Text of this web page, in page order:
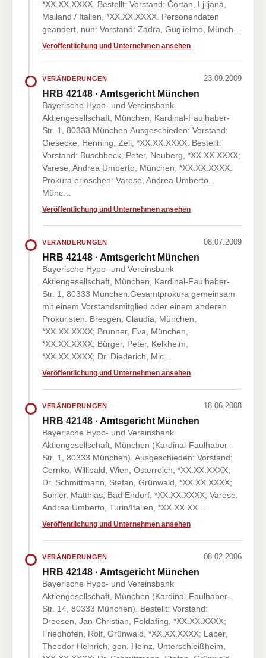
*XX.XX.XXXX. Bestellt: Vorstand: Čortan, Ljiljana,
Mailand / Italien, *XX.XX.XXXX. Personendaten
geändert, nun: Vorstand: Zadra, Guglielmo, Münch…
Veröffentlichung und Unternehmen ansehen
VERÄNDERUNGEN 23.09.2009
HRB 42148 · Amtsgericht München
Bayerische Hypo- und Vereinsbank
Aktiengesellschaft, München, Kardinal-Faulhaber-
Str. 1, 80333 München.Ausgeschieden: Vorstand:
Giesecke, Henning, Zell, *XX.XX.XXXX. Bestellt:
Vorstand: Buschbeck, Peter, Neuberg, *XX.XX.XXXX;
Varese, Andrea Umberto, München, *XX.XX.XXXX.
Prokura erloschen: Varese, Andrea Umberto,
Münc…
Veröffentlichung und Unternehmen ansehen
VERÄNDERUNGEN 08.07.2009
HRB 42148 · Amtsgericht München
Bayerische Hypo- und Vereinsbank
Aktiengesellschaft, München, Kardinal-Faulhaber-
Str. 1, 80333 München.Gesamtprokura gemeinsam
mit einem Vorstandsmitglied oder einem anderen
Prokuristen: Bresgen, Claudia, München,
*XX.XX.XXXX; Brunner, Eva, München,
*XX.XX.XXXX; Bürger, Peter, Kelkheim,
*XX.XX.XXXX; Dr. Diederich, Mic…
Veröffentlichung und Unternehmen ansehen
VERÄNDERUNGEN 18.06.2008
HRB 42148 · Amtsgericht München
Bayerische Hypo- und Vereinsbank
Aktiengesellschaft, München (Kardinal-Faulhaber-
Str. 1, 80333 München). Ausgeschieden: Vorstand:
Cernko, Willibald, Wien, Österreich, *XX.XX.XXXX;
Dr. Schmittmann, Stefan, Grünwald, *XX.XX.XXXX;
Sohler, Matthias, Bad Endorf, *XX.XX.XXXX; Varese,
Andrea Umberto, Turin/Italien, *XX.XX.XX…
Veröffentlichung und Unternehmen ansehen
VERÄNDERUNGEN 08.02.2006
HRB 42148 · Amtsgericht München
Bayerische Hypo- und Vereinsbank
Aktiengesellschaft, München (Kardinal-Faulhaber-
Str. 14, 80333 München). Bestellt: Vorstand:
Dreesen, Jan-Christian, Feldafing, *XX.XX.XXXX;
Friedhofen, Rolf, Grünwald, *XX.XX.XXXX; Laber,
Theodor Heinrich, gen. Heinz, Unterschleißheim,